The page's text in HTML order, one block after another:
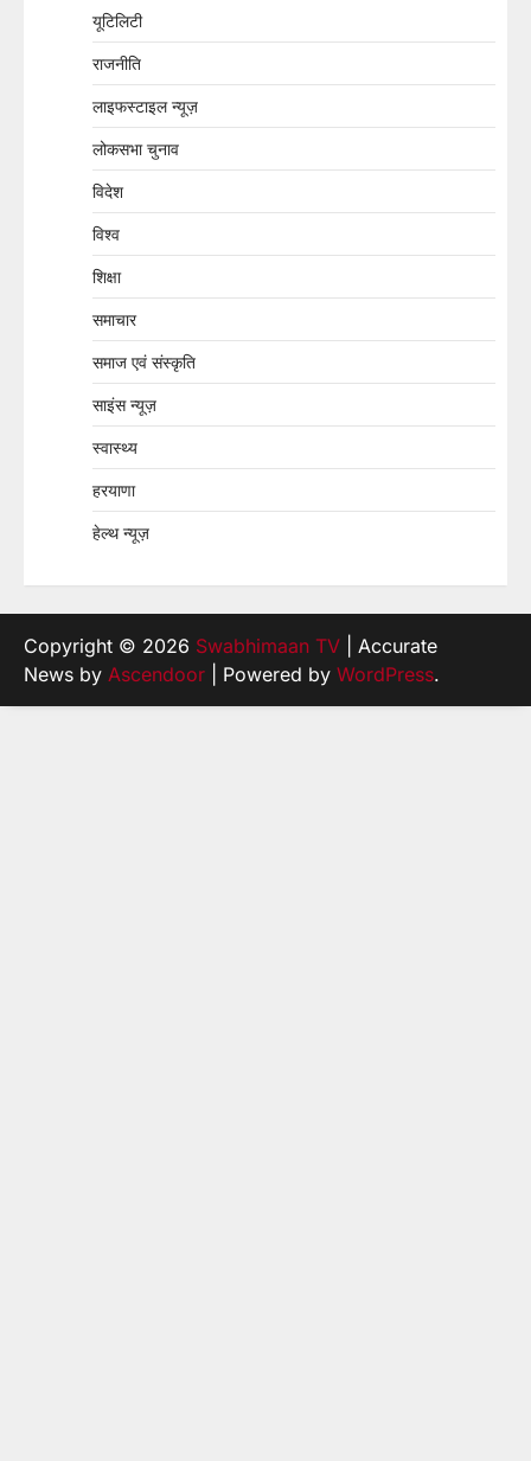
यूटिलिटी
राजनीति
लाइफस्टाइल न्यूज़
लोकसभा चुनाव
विदेश
विश्व
शिक्षा
समाचार
समाज एवं संस्कृति
साइंस न्यूज़
स्वास्थ्य
हरयाणा
हेल्थ न्यूज़
Copyright © 2026 Swabhimaan TV | Accurate
News by Ascendoor | Powered by WordPress.